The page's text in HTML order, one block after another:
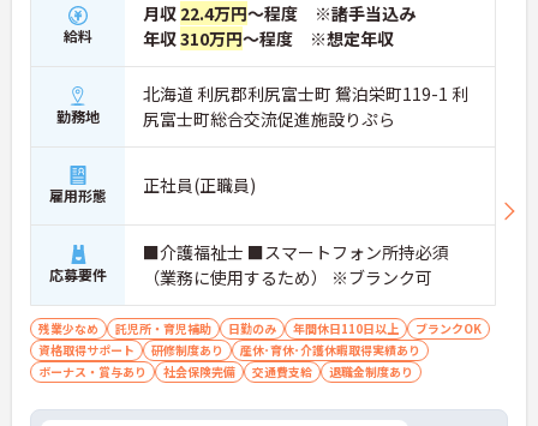
給料
月収 22.4万円～程度 ※諸手当込み
年収310万円～程度 ※想定年収
勤務地
北海道 利尻郡利尻富士町 鴛泊栄町119-1 利
尻富士町総合交流促進施設りぷら
雇用形態 正社員(正職員)
応募要件
■介護福祉士 ■スマートフォン所持必須
（業務に使用するため） ※ブランク可
残業少なめ 託児所・育児補助 日勤のみ 年間休日110日以上
ブランクOK
資格取得サポート
研修制度あり
産休･育休･介護休暇取得実績あり
ボーナス・賞与あり
社会保険完備 交通費支給 退職金制度あり